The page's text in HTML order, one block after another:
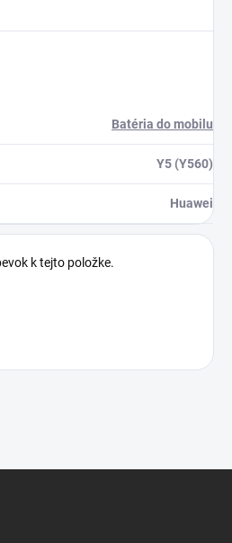
Batéria do mobilu
Y5 (Y560)
Huawei
k tejto položke.